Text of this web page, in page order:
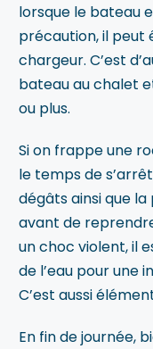
lorsque le bateau
précaution, il peut
chargeur. C’est
bateau au chalet
ou plus.
Si on frappe une
le temps de
dégâts ainsi que la
avant de
un choc violent, il
de l’eau pour une
C’est aussi
En fin de journée,